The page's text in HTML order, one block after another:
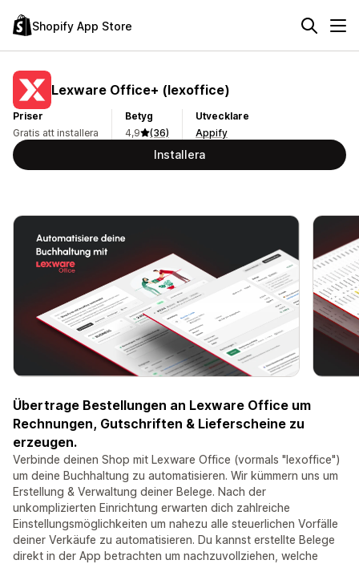
Shopify App Store
Lexware Office+ (lexoffice)
Priser
Gratis att installera
Betyg
4,9
(36)
Utvecklare
Appify
Installera
Übertrage Bestellungen an Lexware Office um
Rechnungen, Gutschriften & Lieferscheine zu
erzeugen.
Verbinde deinen Shop mit Lexware Office (vormals "lexoffice")
um deine Buchhaltung zu automatisieren. Wir kümmern uns um
Erstellung & Verwaltung deiner Belege. Nach der
unkomplizierten Einrichtung erwarten dich zahlreiche
Einstellungsmöglichkeiten um nahezu alle steuerlichen Vorfälle
deiner Verkäufe zu automatisieren. Du kannst erstellte Belege
direkt in der App betrachten um nachzuvollziehen, welche